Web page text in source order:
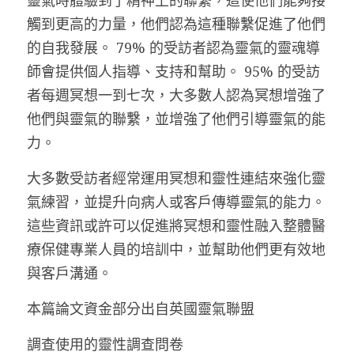
觸到更高的力量，他們認為這種聯繫促進了他們
的自我發展。 79% 的受訪者認為靈氣的靈魂導
師會提供個人指導、支持和幫助。 95% 的受訪
者每週冥想一到七次，大多數人認為冥想增強了
他們與靈氣的聯繫，並增強了他們引導靈氣的能
力。
大多數受訪者經常運用冥想和靈性連結來強化靈
氣練習，並提升向病人或客戶傳導靈氣的能力。
這些資訊或許可以促進將冥想和靈性融入整體醫
療保健專業人員的培訓中，並幫助他們更有效地
與客戶溝通。
本篇論文資金部分出自英國靈氣聯盟
調查使用的靈性調查問卷